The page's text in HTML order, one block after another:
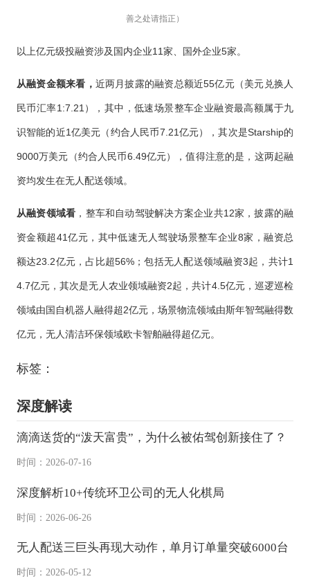
善之处请指正）
以上亿元级投融资涉及国内企业11家、国外企业5家。
从融资金额来看， 近两月披露的融资总额近55亿元（美元兑换人
民币汇率1:7.21），其中，低速场景整车企业融资最高额属于九
识智能的近1亿美元（约合人民币7.21亿元），其次是Starship的
9000万美元（约合人民币6.49亿元），值得注意的是，这两起融
资均发生在无人配送领域。
从融资领域看 ，整车和自动驾驶解决方案企业共12家，披露的融
资金额超41亿元，其中低速无人驾驶场景整车企业8家，融资总
额达23.2亿元，占比超56%；包括无人配送领域融资3起，共计1
4.7亿元，其次是无人农业领域融资2起，共计4.5亿元，巡逻巡检
领域由国自机器人融得超2亿元，场景物流领域由斯年智驾融得数
亿元，无人清洁环保领域欧卡智舶融得超亿元。
标签：
深度解读
滴滴送货的“泼天富贵”，为什么被佑驾创新接住了？
时间：2026-07-16
深度解析10+传统环卫公司的无人化棋局
时间：2026-06-26
无人配送三巨头再现大动作，单月订单量突破6000台
时间：2026-05-12